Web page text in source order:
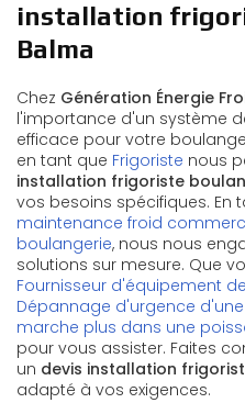
installation
Balma
Chez Génération Énergie
l'importance d'un système
efficace pour votre
en tant que Frigoriste nous
installation frigoriste
vos besoins spécifiques. En
maintenance froid
boulangerie, nous nous
solutions sur mesure. Que
Fournisseur d'équipement
Dépannage d'urgence
marche plus dans une
pour vous assister. Faites
un devis installation
adapté à vos exigences.